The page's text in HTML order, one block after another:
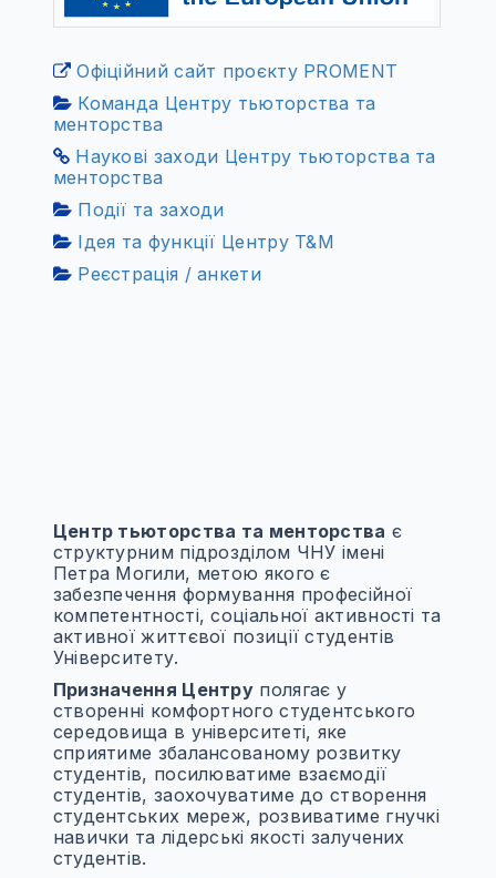
Офіційний сайт проєкту PROMENT
Команда Центру тьюторства та
менторства
Наукові заходи Центру тьюторства та
менторства
Події та заходи
Ідея та функції Центру T&M
Реєстрація / анкети
Центр тьюторства та менторства є
структурним підрозділом ЧНУ імені
Петра Могили, метою якого є
забезпечення формування професійної
компетентності, соціальної активності та
активної життєвої позиції студентів
Університету.
Призначення Центру полягає у
створенні комфортного студентського
середовища в університеті, яке
сприятиме збалансованому розвитку
студентів, посилюватиме взаємодії
студентів, заохочуватиме до створення
студентських мереж, розвиватиме гнучкі
навички та лідерські якості залучених
студентів.